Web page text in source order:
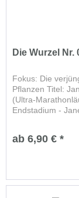
Die Wurzel Nr.
Fokus: Die
Pflanzen Titel:
(Ultra-
Endstadium -
ab 6,90 € *